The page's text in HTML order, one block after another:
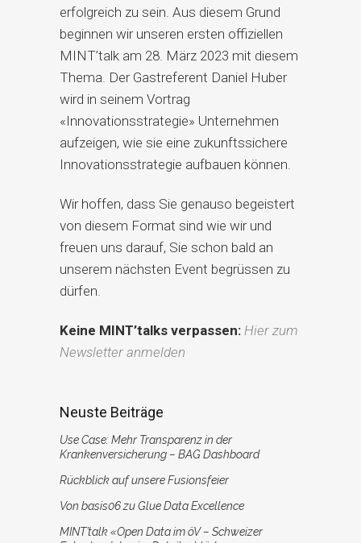
erfolgreich zu sein. Aus diesem Grund
beginnen wir unseren ersten offiziellen
MINT’talk am 28. März 2023 mit diesem
Thema. Der Gastreferent Daniel Huber
wird in seinem Vortrag
«Innovationsstrategie» Unternehmen
aufzeigen, wie sie eine zukunftssichere
Innovationsstrategie aufbauen können.
Wir hoffen, dass Sie genauso begeistert
von diesem Format sind wie wir und
freuen uns darauf, Sie schon bald an
unserem nächsten Event begrüssen zu
dürfen.
Keine MINT’talks verpassen: Hier zum
Newsletter anmelden
Neuste Beiträge
Use Case: Mehr Transparenz in der
Krankenversicherung – BAG Dashboard
Rückblick auf unsere Fusionsfeier
Von basis06 zu Glue Data Excellence
MINT’talk «Open Data im öV – Schweizer